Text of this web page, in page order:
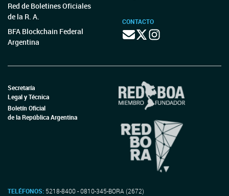
Red de Boletines Oficiales
de la R. A.
BFA Blockchain Federal
Argentina
CONTACTO
Secretaría
Legal y Técnica
Boletín Oficial
de la República Argentina
TELÉFONOS: 5218-8400 - 0810-345-BORA (2672)